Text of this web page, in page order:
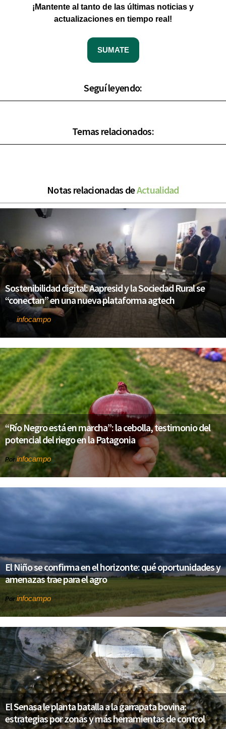
¡Mantente al tanto de las últimas noticias y
actualizaciones en tiempo real!
SUMATE
Seguí leyendo:
Temas relacionados:
Notas relacionadas deActualidad
Sostenibilidad digital: Aapresid y la Sociedad Rural se
“conectan” en una nueva plataforma agtech
infocampo
“Río Negro está en marcha”: la cebolla, testimonio del
potencial del riego en la Patagonia
Por infocampo
El Niño se confirma en el horizonte: qué oportunidades y
amenazas trae para el agro
Por infocampo
El Senasa le planta batalla a la garrapata bovina:
estrategias por zonas y más herramientas de control